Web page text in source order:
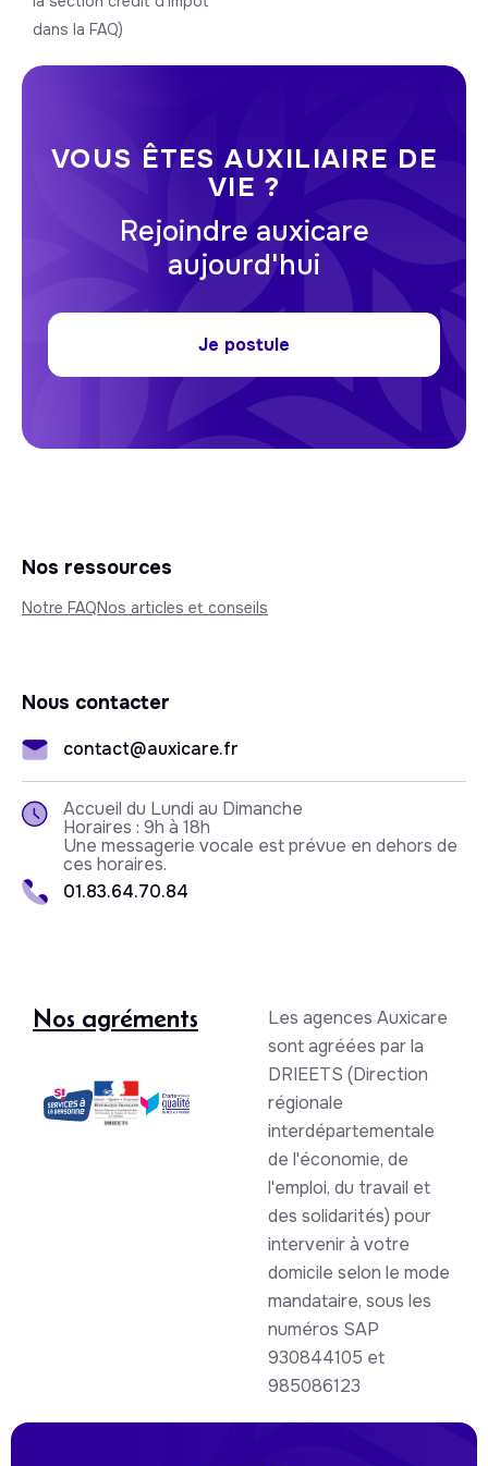
dans la FAQ)
VOUS ÊTES AUXILIAIRE DE
VIE ?
Rejoindre auxicare
aujourd'hui
Je postule
Nos ressources
Notre FAQNos articles et conseils
Nous contacter
contact@auxicare.fr
Accueil du Lundi au Dimanche
Horaires : 9h à 18h
Une messagerie vocale est prévue en dehors de
ces horaires.
01.83.64.70.84
Nos agréments
Les agences Auxicare
sont agréées par la
DRIEETS (Direction
régionale
interdépartementale
de l'économie, de
l'emploi, du travail et
des solidarités) pour
intervenir à votre
domicile selon le mode
mandataire, sous les
numéros SAP
930844105 et
985086123